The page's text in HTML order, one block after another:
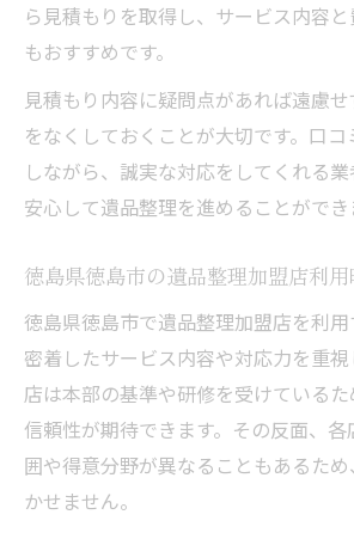
ら見積もりを取得し、サービス内容
もおすすめです。
見積もり内容に疑問点があれば遠慮
をなくしておくことが大切です。口
しながら、誠実な対応をしてくれる業
安心して遺品整理を進めることができ
徳島県徳島市の遺品整理加盟店利
徳島県徳島市で遺品整理加盟店を利
密着したサービス内容や対応力を重
店は本部の基準や研修を受けている
信頼性が期待できます。その反面、
囲や得意分野が異なることもあるた
かせません。